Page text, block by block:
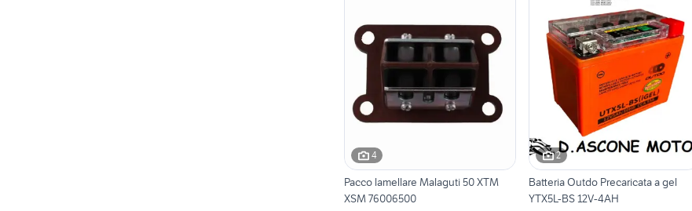
4
Pacco lamellare Malaguti 50 XTM
XSM 76006500
2
Batteria Outdo Precaricata a gel
YTX5L-BS 12V-4AH